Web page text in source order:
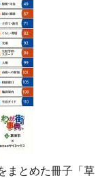
まとめた冊子「草